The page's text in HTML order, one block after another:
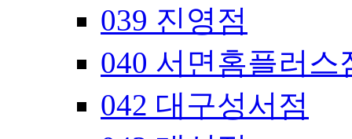
039 진영점
040 서면홈플러스
042 대구성서점